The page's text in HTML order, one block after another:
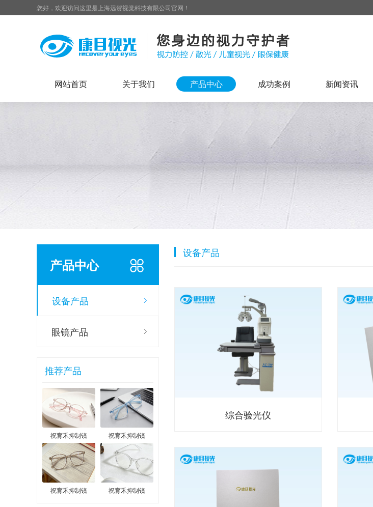
您好，欢迎访问这里是上海远贺视觉科技有限公司官网！
网站首页 关于我们 产品中心 成功案例 新闻资讯
产品中心
设备产品
眼镜产品
推荐产品
祝育禾抑制镜 祝育禾抑制镜
祝育禾抑制镜 祝育禾抑制镜
设备产品
综合验光仪